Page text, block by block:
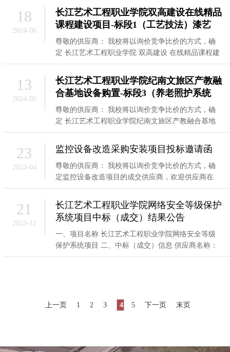
18
2024-06
长江艺术工程职业学院双高建设在线精品
课程建设项目-标段1（工艺技法）漆艺
尊敬的供应商： 我校将以询价竞争比价的方式，确
定 长江艺术工程职业学院 双高建设 在线精品课程建
设 -标段 1 （ 工艺技法 ） 漆艺课程 项目的成交
13
2024-05
长江艺术工程职业学院纪南文旅区产教融
合基地设备购置-标段3（养老照护系统
尊敬的供应商： 我校将以询价竞争比价的方式，确
定 长江艺术工程职业学院纪南文旅区产教融合基地
设备购置 -标段3（养老照护系统） 项目的成交供
23
2024-04
监控设备改造采购安装项目投标邀请函
尊敬的供应商： 我校将以询价竞争比价的方式，确
定监控设备改造项目的成交供应商，欢迎供应商在
http://www.cjchuanxi.com下载此件投标。现将有关事
项说
21
2023-12
长江艺术工程职业学院网络安全等级保护
系统项目中标（成交）结果公告
一、项目名称 长江艺术工程职业学院网络安全等级
保护系统项目 二、中标（成交）信息 供应商名称：
中移建设有限公司; 供应商地址：北京市海淀区
上一页 1 2 3 4 5 下一页 末页